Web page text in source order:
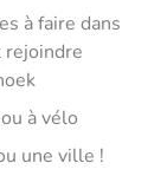
à faire dans
rejoindre
à vélo
une ville !